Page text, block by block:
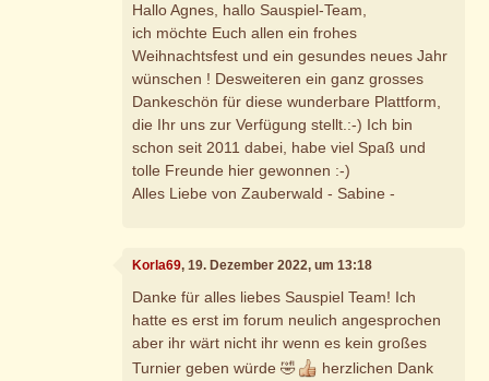
Hallo Agnes, hallo Sauspiel-Team,
ich möchte Euch allen ein frohes
Weihnachtsfest und ein gesundes neues Jahr
wünschen ! Desweiteren ein ganz grosses
Dankeschön für diese wunderbare Plattform,
die Ihr uns zur Verfügung stellt.:-) Ich bin
schon seit 2011 dabei, habe viel Spaß und
tolle Freunde hier gewonnen :-)
Alles Liebe von Zauberwald - Sabine -
Korla69, 19. Dezember 2022, um 13:18
Danke für alles liebes Sauspiel Team! Ich
hatte es erst im forum neulich angesprochen
aber ihr wärt nicht ihr wenn es kein großes
Turnier geben würde 🤣
herzlichen Dank